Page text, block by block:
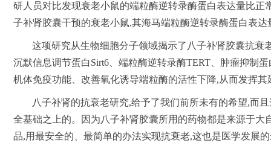
研人员对比发现衰老小鼠的端粒酶逆转录酶蛋白表达量比正
子补肾胶囊干预的衰老小鼠,其海马端粒酶逆转录酶蛋白表达
这项研究从生物细胞分子领域揭示了八子补肾胶囊抗衰
沉默信息调节蛋白Sirt6、端粒酶逆转录酶TERT、肿瘤抑制
机体免疫功能、改善氧化诱导端粒酶的活性下降,从而发挥
八子补肾的抗衰老研究,给予了我们前所未有的希望,而
全基础之上的。因为八子补肾胶囊所用的药物都是来源于大
品,用最安全的、最简单的办法实现抗衰老,这也是医学发展